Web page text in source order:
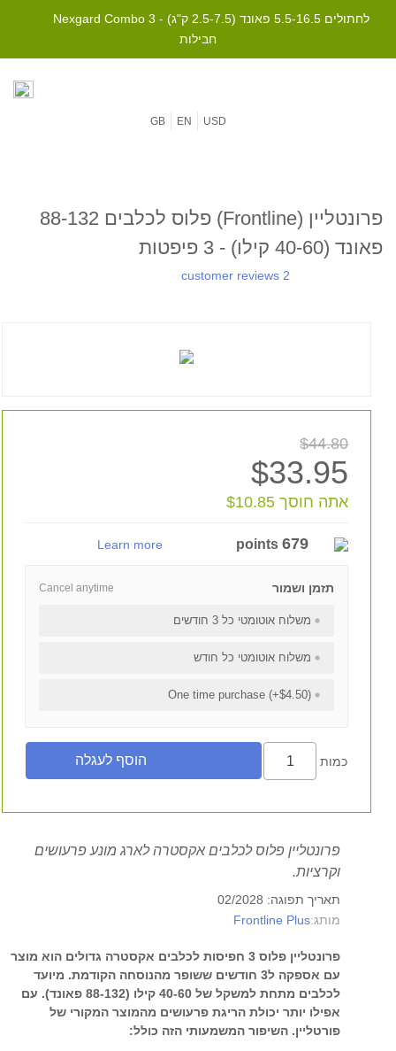
Nexgard Combo לחתולים 5.5-16.5 פאונד (2.5-7.5 ק"ג) - 3
חבילות
GB EN USD
פרונטליין (Frontline) פלוס לכלבים 88-132
פאונד (40-60 קילו) - 3 פיפטות
2 customer reviews
$44.80
$33.95
אתה חוסך $10.85
679
points
Learn more
Cancel anytime תזמן ושמור
משלוח אוטומטי כל 3 חודשים
משלוח אוטומטי כל חודש
One time purchase (+$4.50)
כמות
פרונטליין פלוס לכלבים אקסטרה לארג מונע פרעושים
וקרציות.
תאריך תפוגה: 02/2028
מותג:Frontline Plus
פרונטליין פלוס 3 חפיסות לכלבים אקסטרה גדולים הוא מוצר
עם אספקה ל3 חודשים ששופר מהנוסחה הקודמת. מיועד
לכלבים מתחת למשקל של 40-60 קילו (88-132 פאונד). עם
אפילו יותר יכולת הריגת פרעושים מהמוצר המקורי של
פורטליין. השיפור המשמעותי הזה כולל: